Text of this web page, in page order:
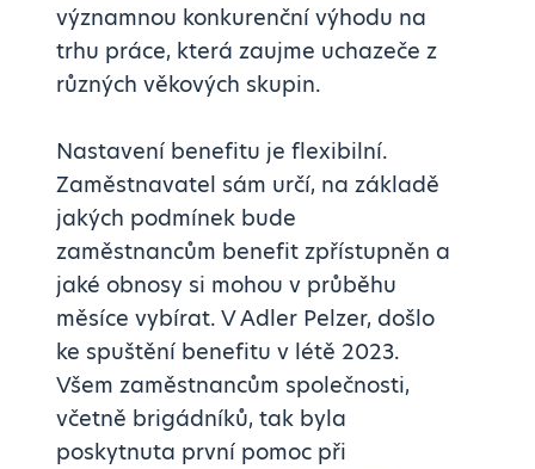
významnou konkurenční výhodu na
trhu práce, která zaujme uchazeče z
různých věkových skupin.
Nastavení benefitu je flexibilní.
Zaměstnavatel sám určí, na základě
jakých podmínek bude
zaměstnancům benefit zpřístupněn a
jaké obnosy si mohou v průběhu
měsíce vybírat. V Adler Pelzer, došlo
ke spuštění benefitu v létě 2023.
Všem zaměstnancům společnosti,
včetně brigádníků, tak byla
poskytnuta první pomoc při